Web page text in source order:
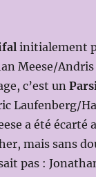
initialement
Meese/Andris
c’est un
Laufenberg/
a été écarté
mais sans
pas :